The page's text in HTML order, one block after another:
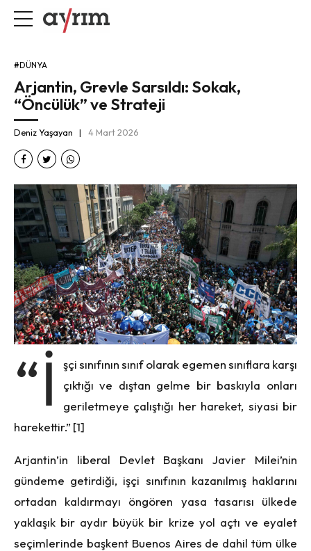
#DÜNYA
Arjantin, Grevle Sarsıldı: Sokak,
“Öncülük” ve Strateji
Deniz Yaşayan 4 Mart 2026
“İ
şçi sınıfının sınıf olarak egemen sınıflara karşı
çıktığı ve dıştan gelme bir baskıyla onları
geriletmeye çalıştığı her hareket, siyasi bir
harekettir.” [1]
Arjantin’in liberal Devlet Başkanı Javier Milei’nin
gündeme getirdiği, işçi sınıfının kazanılmış haklarını
ortadan kaldırmayı öngören yasa tasarısı ülkede
yaklaşık bir aydır büyük bir krize yol açtı ve eyalet
seçimlerinde başkent Buenos Aires de dahil tüm ülke